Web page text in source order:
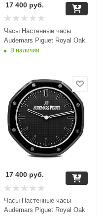
Часы Настенные часы
Audemars Piguet Royal Oak
В наличии
17 400руб.
Часы Настенные часы
Audemars Piguet Royal Oak
17 400руб.